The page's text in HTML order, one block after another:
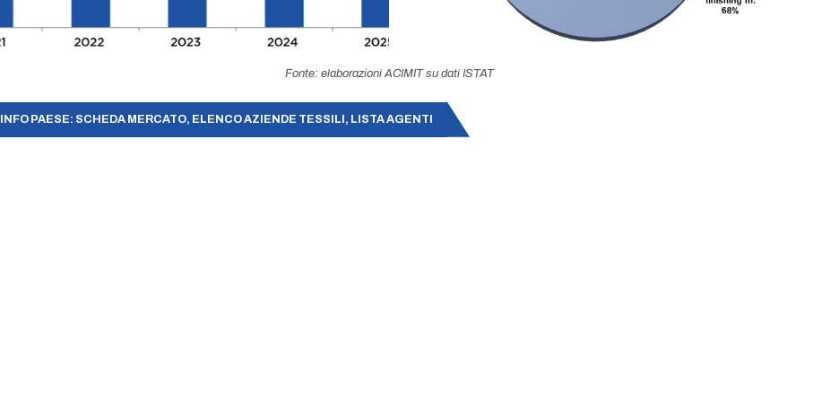
Fonte: elaborazioni ACIMIT su dati ISTAT
INFO PAESE: SCHEDA MERCATO, ELENCO AZIENDE TESSILI, LISTA AGENTI